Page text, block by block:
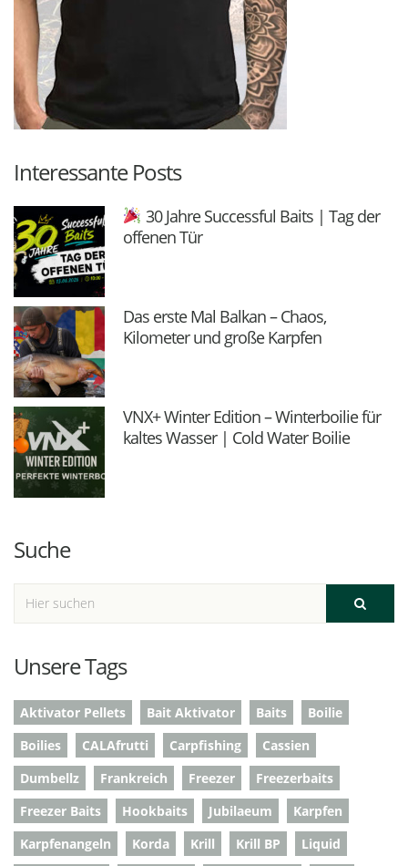
Interessante Posts
30 Jahre Successful Baits | Tag der
offenen Tür
Das erste Mal Balkan – Chaos,
Kilometer und große Karpfen
VNX+ Winter Edition – Winterboilie für
kaltes Wasser | Cold Water Boilie
Suche
Unsere Tags
Aktivator Pellets Bait Aktivator Baits
Boilie
Boilies
CALAfrutti Carpfishing
Cassien
Dumbellz
Frankreich Freezer
Freezerbaits
Freezer Baits
Hookbaits Jubilaeum
Karpfen
Karpfenangeln
Korda Krill Krill BP
Liquid